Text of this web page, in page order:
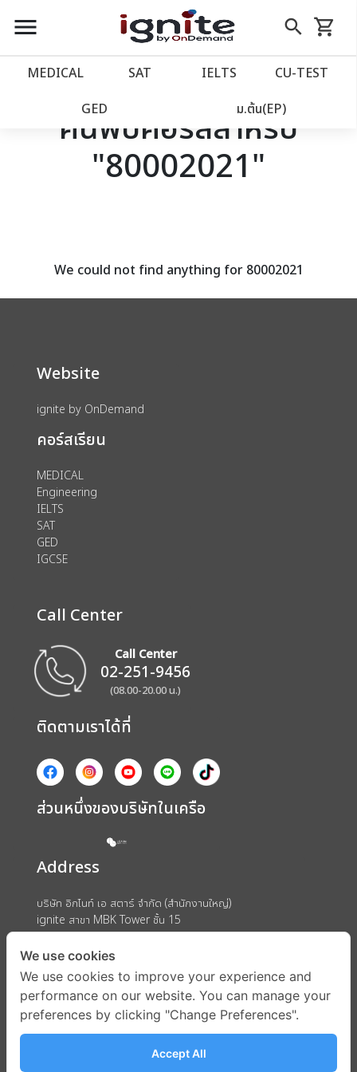
close
account_balance หน้าแรก
เว็บไซต์อิกไนท์
โปรโมชั่น
assignment ลงทะเบียน
menu search
Skip
to
shopping_cart
รถเข็น
MEDICAL SAT IELTS CU‑TEST
GED ม.ต้น(EP)
ค้นพบคอร์สสำหรับ
"80002021"
We could not find anything for 80002021
Website
ignite by OnDemand
คอร์สเรียน
MEDICAL
Engineering
IELTS
SAT
GED
IGCSE
Call Center
Call Center
02-251-9456
(08.00-20.00 น.)
ติดตามเราได้ที่
ส่วนหนึ่งของบริษัทในเครือ
Address
บริษัท อิกไนท์ เอ สตาร์ จำกัด (สำนักงานใหญ่)
ignite สาขา MBK Tower ชั้น 15
ถนนพญาไท แขวงวังใหม่ เขตปทุมวัน กรุงเทพมหานคร 10330
We use cookies
We use cookies to improve your experience and
performance on our website. You can manage your
preferences by clicking "Change Preferences".
Accept All